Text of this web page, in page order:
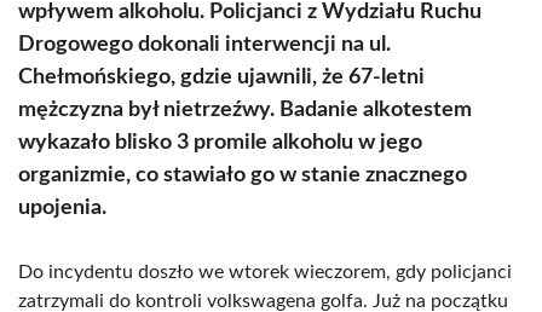
wpływem alkoholu. Policjanci z Wydziału Ruchu
Drogowego dokonali interwencji na ul.
Chełmońskiego, gdzie ujawnili, że 67-letni
mężczyzna był nietrzeźwy. Badanie alkotestem
wykazało blisko 3 promile alkoholu w jego
organizmie, co stawiało go w stanie znacznego
upojenia.
Do incydentu doszło we wtorek wieczorem, gdy policjanci
zatrzymali do kontroli volkswagena golfa. Już na początku